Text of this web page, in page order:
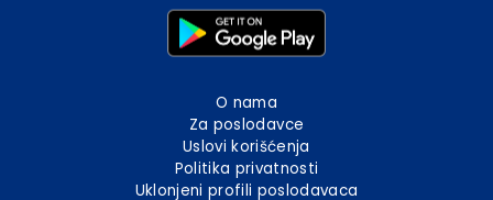
O nama
Za poslodavce
Uslovi korišćenja
Politika privatnosti
Uklonjeni profili poslodavaca